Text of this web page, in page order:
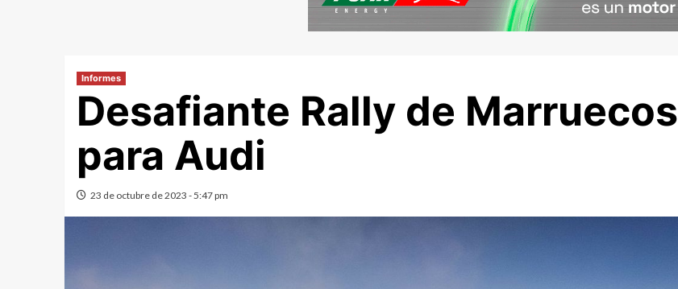
Informes
Desafiante Rally de Marruecos
para Audi
23 de octubre de 2023 - 5:47 pm